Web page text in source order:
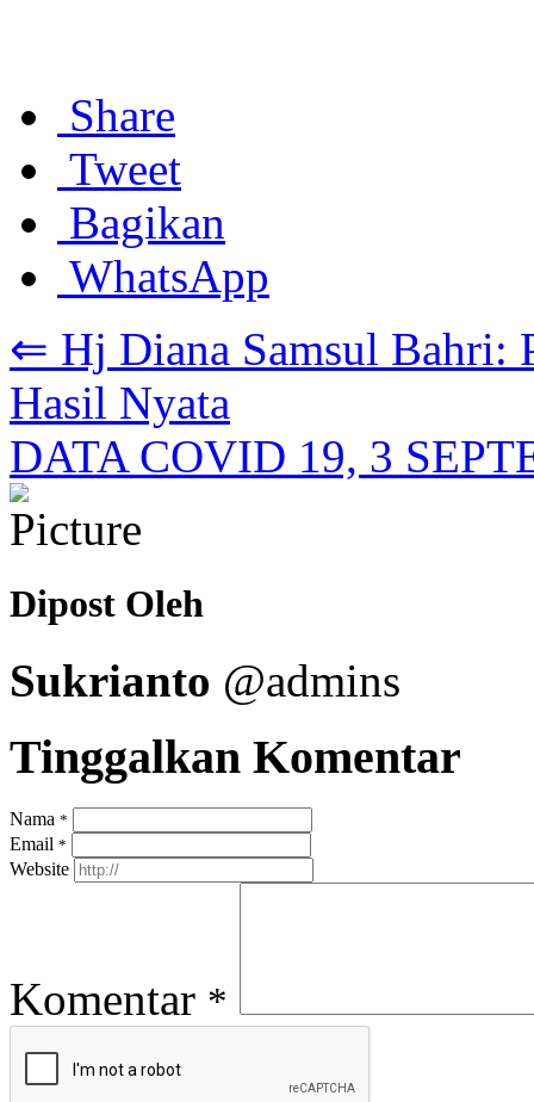
Share
Tweet
Bagikan
WhatsApp
⇐ Hj Diana Samsul Bahri:
Hasil Nyata
DATA COVID 19, 3
Dipost Oleh
Sukrianto @admins
Tinggalkan Komentar
Nama *
Email *
Website
Komentar *